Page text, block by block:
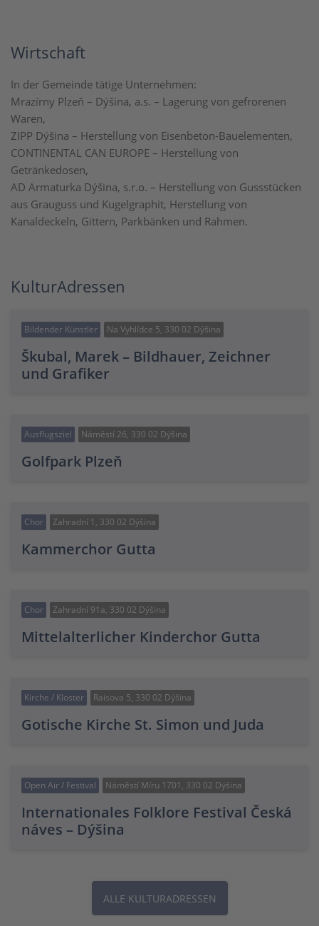
Wirtschaft
In der Gemeinde tätige Unternehmen:
Mrazírny Plzeň – Dýšina, a.s. – Lagerung von gefrorenen
Waren,
ZIPP Dýšina – Herstellung von Eisenbeton-Bauelementen,
CONTINENTAL CAN EUROPE – Herstellung von
Getränkedosen,
AD Armaturka Dýšina, s.r.o. – Herstellung von Gussstücken
aus Grauguss und Kugelgraphit, Herstellung von
Kanaldeckeln, Gittern, Parkbänken und Rahmen.
KulturAdressen
Bildender Künstler Na Vyhlídce 5, 330 02 Dýšina
Škubal, Marek – Bildhauer, Zeichner
und Grafiker
Ausflugsziel Náměstí 26, 330 02 Dýšina
Golfpark Plzeň
Chor Zahradní 1, 330 02 Dýšina
Kammerchor Gutta
Chor Zahradní 91a, 330 02 Dýšina
Mittelalterlicher Kinderchor Gutta
Kirche / Kloster Raisova 5, 330 02 Dýšina
Gotische Kirche St. Simon und Juda
Open Air / Festival Náměstí Míru 1701, 330 02 Dýšina
Internationales Folklore Festival Česká
náves – Dýšina
ALLE KULTURADRESSEN